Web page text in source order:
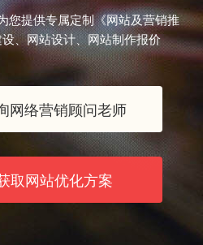
您提供专属定制《网站及营销推
、网站设计、网站制作报价
网络营销顾问老师
取网站优化方案